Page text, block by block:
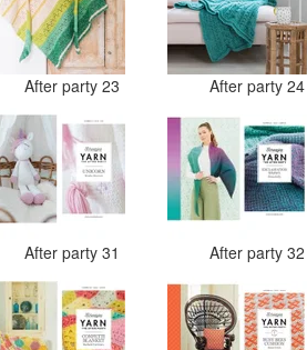
After party 23 After party 24
After party 31 After party 32